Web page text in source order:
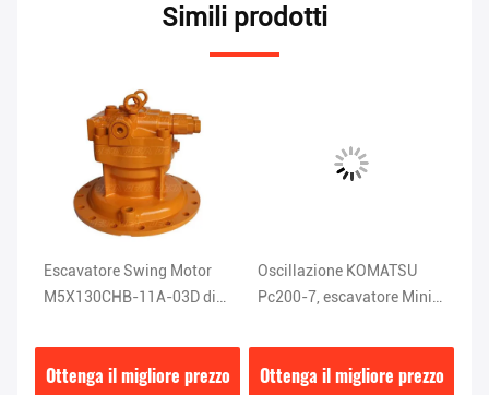
Simili prodotti
Escavatore Swing Motor
M5X130CHB-11A-03D di
Ottenga il migliore prezzo
Oscillazione KOMATSU
Pc200-7, escavatore Mini
MB85
Ottenga il migliore prezzo